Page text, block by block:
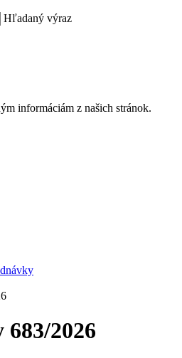
Hľadaný výraz
informáciám z našich stránok.
2026